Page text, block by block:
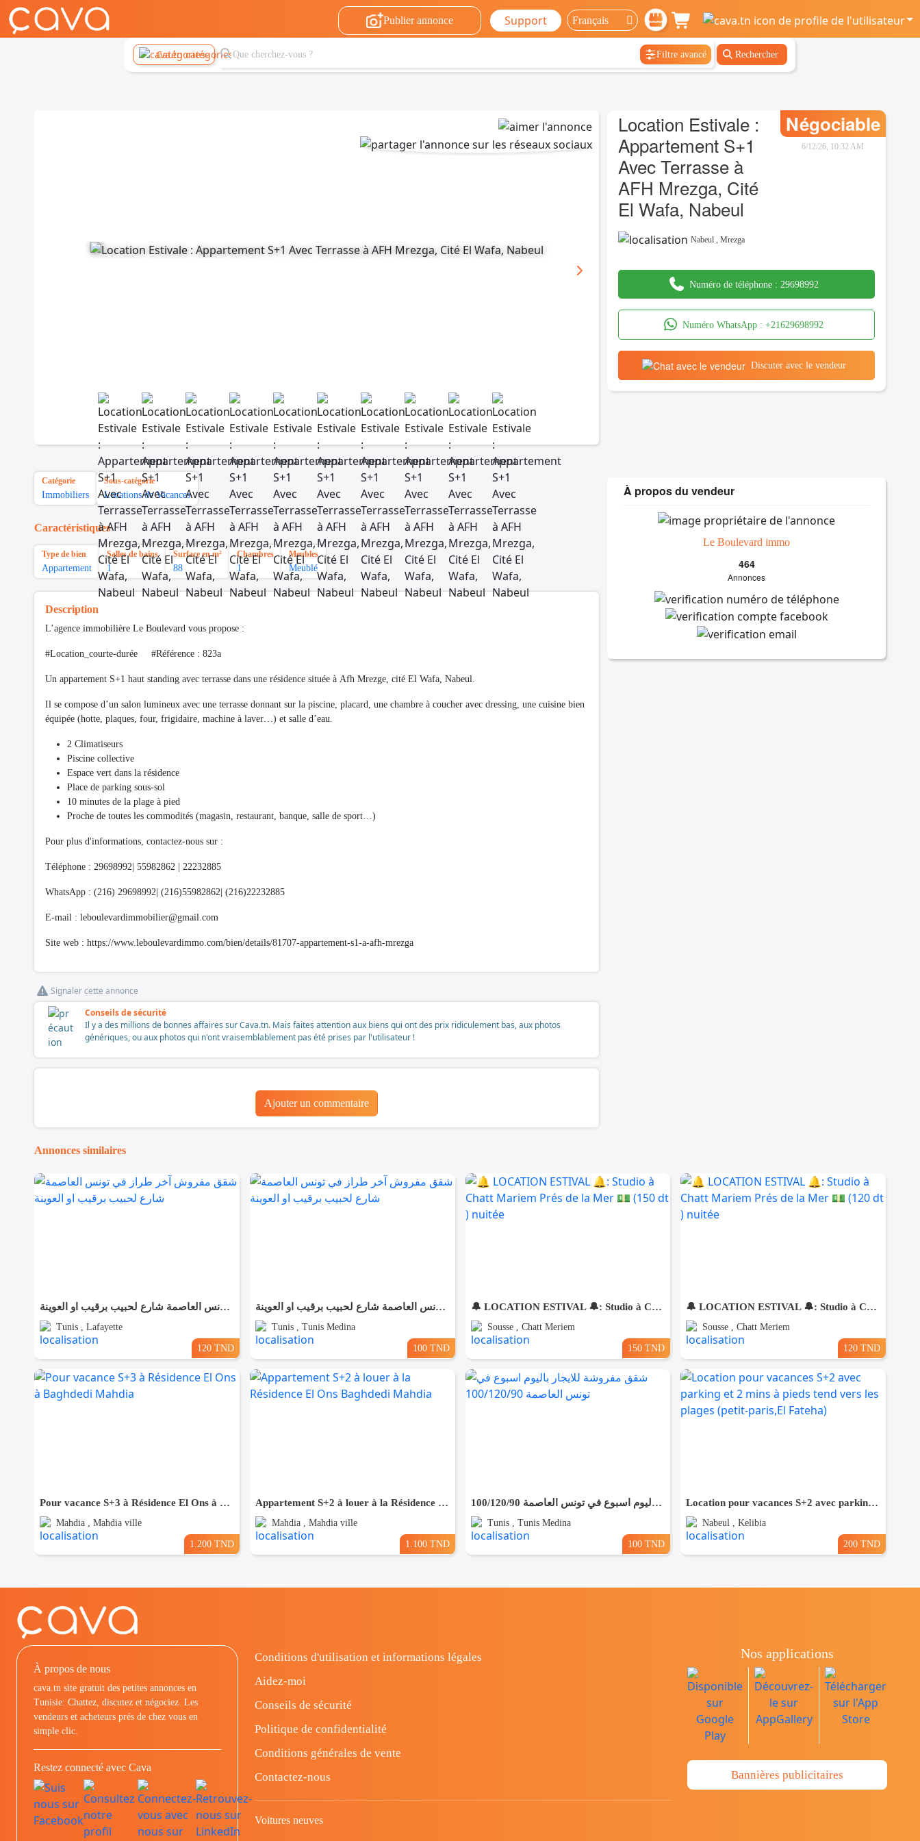
Publier annonce Support
Catégories Filtre avancé Rechercher
Location Estivale :
Appartement S+1
Avec Terrasse à
AFH Mrezga, Cité
El Wafa, Nabeul
Négociable
6/12/26, 10:32 AM
Nabeul ,Mrezga
Numéro de téléphone : 29698992
Numéro WhatsApp : +21629698992
Discuter avec le vendeur
Catégorie
Immobiliers
Sous-catégorie
Locations de Vacances
Caractéristiques
Type de bien
Appartement
Salles de bains
1
Surface en m²
88
Chambres
1
Meubles
Meublé
Description
L’agence immobilière Le Boulevard vous propose :
#Location_courte-durée #Référence : 823a
Un appartement S+1 haut standing avec terrasse dans une résidence située à Afh Mrezge, cité El Wafa, Nabeul.
Il se compose d’un salon lumineux avec une terrasse donnant sur la piscine, placard, une chambre à coucher avec dressing, une cuisine bien
équipée (hotte, plaques, four, frigidaire, machine à laver…) et salle d’eau.
2 Climatiseurs
Piscine collective
Espace vert dans la résidence
Place de parking sous-sol
10 minutes de la plage à pied
Proche de toutes les commodités (magasin, restaurant, banque, salle de sport…)
Pour plus d'informations, contactez-nous sur :
Téléphone : 29698992| 55982862 | 22232885
WhatsApp : (216) 29698992| (216)55982862| (216)22232885
E-mail : leboulevardimmobilier@gmail.com
Site web : https://www.leboulevardimmo.com/bien/details/81707-appartement-s1-a-afh-mrezga
Signaler cette annonce
Conseils de sécurité
Il y a des millions de bonnes affaires sur Cava.tn. Mais faites attention aux biens qui ont des prix ridiculement bas, aux photos
génériques, ou aux photos qui n'ont vraisemblablement pas été prises par l'utilisateur !
Ajouter un commentaire
À propos du vendeur
Le Boulevard immo
464
Annonces
Annonces similaires
شقق مفروش آخر طراز في تونس العاصمة شارع لحبيب برقيب او العوينة
Tunis , Lafayette
120 TND
شقق مفروش آخر طراز في تونس العاصمة شارع لحبيب برقيب او العوينة
Tunis , Tunis Medina
100 TND
🔔 LOCATION ESTIVAL 🔔: Studio à Chatt Mariem Prés de la Mer 💵 (150 dt ) nuitée
Sousse , Chatt Meriem
150 TND
🔔 LOCATION ESTIVAL 🔔: Studio à Chatt Mariem Prés de la Mer 💵 (120 dt ) nuitée
Sousse , Chatt Meriem
120 TND
Pour vacance S+3 à Résidence El Ons à Baghdedi Mahdia
Mahdia , Mahdia ville
1.200 TND
Appartement S+2 à louer à la Résidence El Ons Baghdedi Mahdia
Mahdia , Mahdia ville
1.100 TND
شقق مفروشة للايجار باليوم اسبوع في تونس العاصمة 100/120/90
Tunis , Tunis Medina
100 TND
Location pour vacances S+2 avec parking et 2 mins à pieds tend vers les plages (petit-paris,El Fateha)
Nabeul , Kelibia
200 TND
À propos de nous
cava.tn site gratuit des petites annonces en
Tunisie: Chattez, discutez et négociez. Les
vendeurs et acheteurs prés de chez vous en
simple clic.
Restez connecté avec Cava
Conditions d'utilisation et informations légales
Aidez-moi
Conseils de sécurité
Politique de confidentialité
Conditions générales de vente
Contactez-nous
Voitures neuves
Nos applications
Bannières publicitaires